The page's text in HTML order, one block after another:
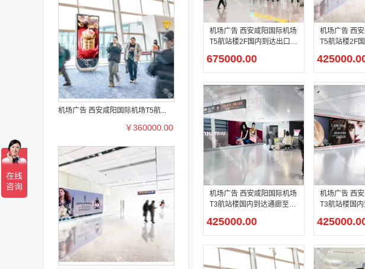
机场广告 西安咸阳国际机场T5航...
￥360000.00
机场广告 西安咸阳国际机场
T5航站楼2F国内到达出口处
675000.00
机场广告 西
T5航站楼2F
广告
机场广告 西安咸阳国际机场
T3航站楼国内到达通廊至行
425000.00
机场广告 西
T3航站楼国